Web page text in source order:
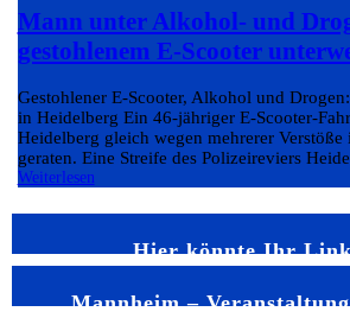
Mann unter Alkohol- und
gestohlenem E-Scooter
Gestohlener E-Scooter, Alkohol und
in Heidelberg Ein 46-jähriger E-Scooter-
Heidelberg gleich wegen mehrerer
geraten. Eine Streife des Polizeireviers
Weiterlesen
Hier könnte Ihr
Mannheim –